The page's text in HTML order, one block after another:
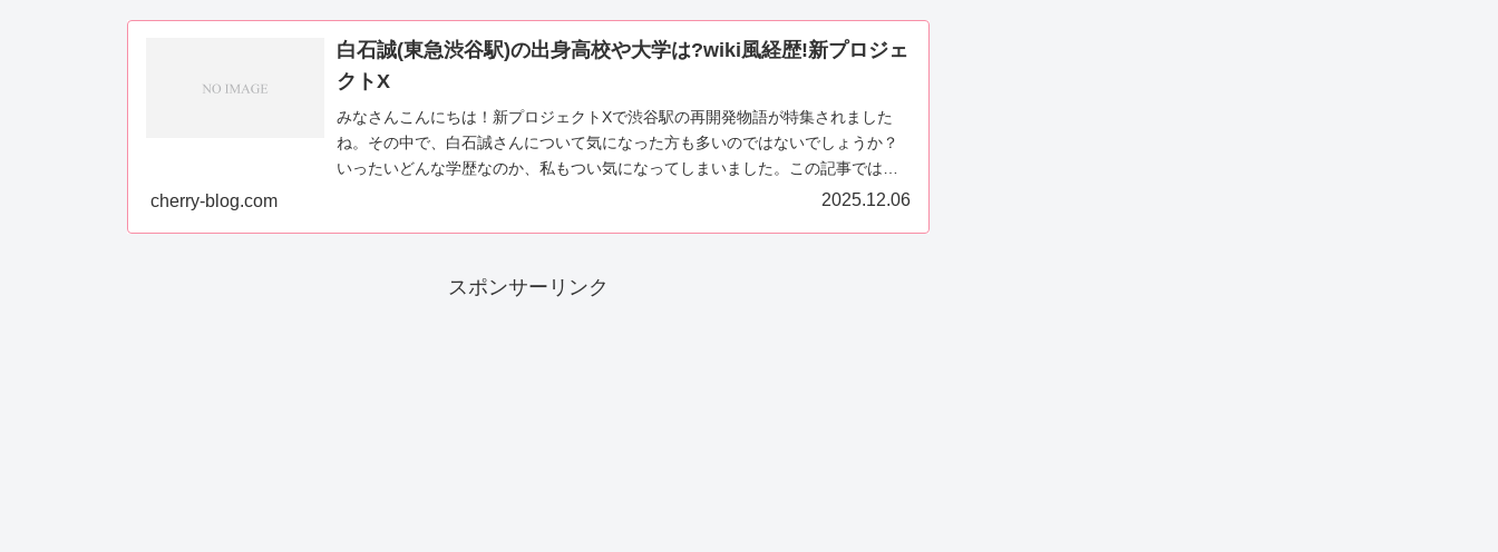
白石誠(東急渋谷駅)の出身高校や大学は?wiki風経歴!新プロジェ
クトX
みなさんこんにちは！新プロジェクトXで渋谷駅の再開発物語が特集されました
ね。その中で、白石誠さんについて気になった方も多いのではないでしょうか？
いったいどんな学歴なのか、私もつい気になってしまいました。この記事では、
cherry-blog.com 2025.12.06
スポンサーリンク